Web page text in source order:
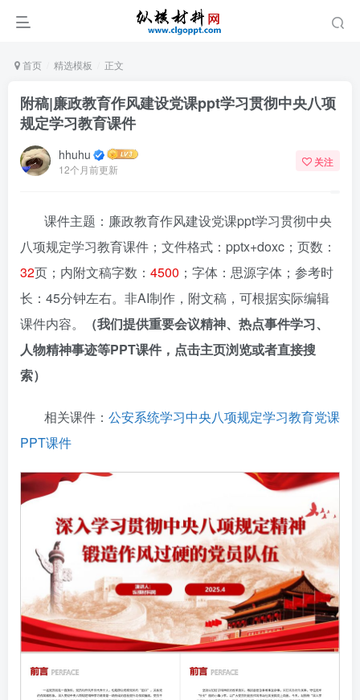
首页 精选模板 正文
附稿|廉政教育作风建设党课ppt学习贯彻中央八项
规定学习教育课件
hhuhu
12个月前更新
关注
课件主题：廉政教育作风建设党课ppt学习贯彻中央
八项规定学习教育课件；文件格式：pptx+doxc；页数：
32页；内附文稿字数： 4500 ；字体：思源字体；参考时
长：45分钟左右。非AI制作，附文稿，可根据实际编辑
课件内容。
（我们提供重要会议精神、热点事件学习、
人物精神事迹等PPT课件，点击主页浏览或者直接搜
索）
相关课件： 公安系统学习中央八项规定学习教育党课
PPT课件